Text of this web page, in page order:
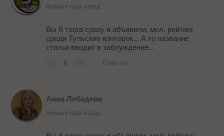
больше года назад
Вы б тогда сразу и объявили, мол, рейтинг
среди Тульских конторок... А то название
статьи вводит в заблуждение...
0 Ответить
Анна Лебедева
больше года назад